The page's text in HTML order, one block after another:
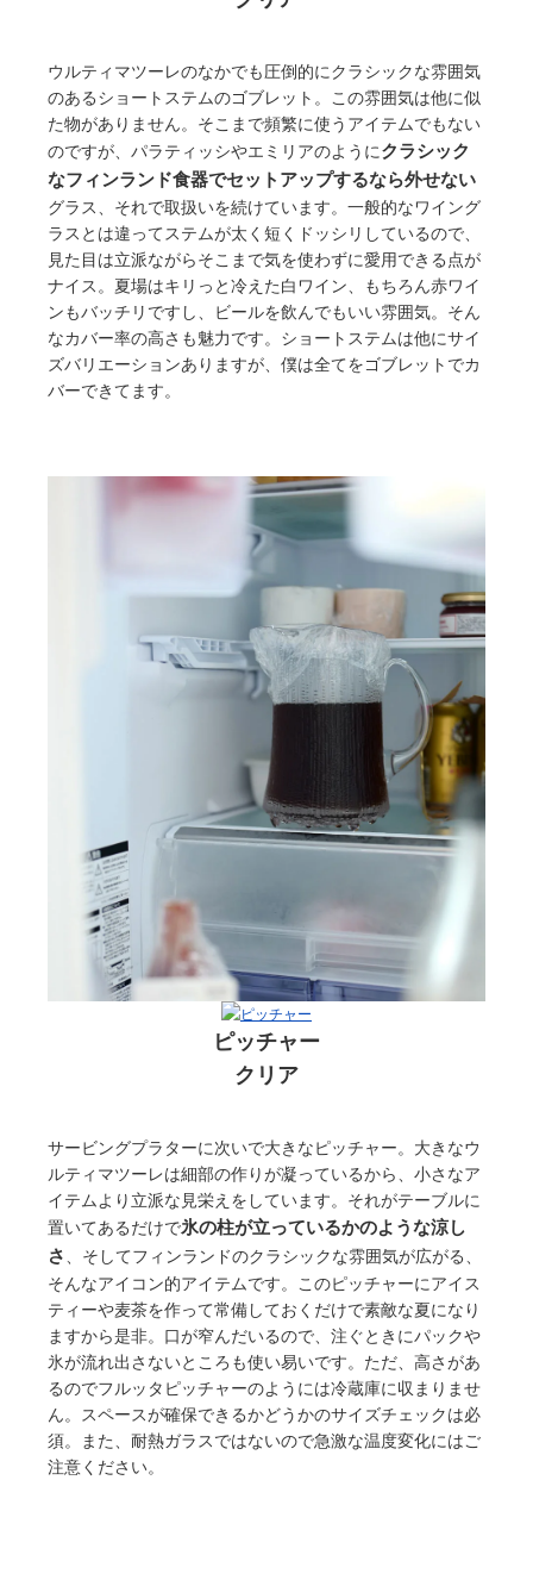
ウルティマツーレのなかでも圧倒的にクラシックな雰囲気
のあるショートステムのゴブレット。この雰囲気は他に似
た物がありません。そこまで頻繁に使うアイテムでもない
のですが、パラティッシやエミリアのようにクラシック
なフィンランド食器でセットアップするなら外せない
グラス、それで取扱いを続けています。一般的なワイング
ラスとは違ってステムが太く短くドッシリしているので、
見た目は立派ながらそこまで気を使わずに愛用できる点が
ナイス。夏場はキリっと冷えた白ワイン、もちろん赤ワイ
ンもバッチリですし、ビールを飲んでもいい雰囲気。そん
なカバー率の高さも魅力です。ショートステムは他にサイ
ズバリエーションありますが、僕は全てをゴブレットでカ
バーできてます。
ピッチャー
クリア
サービングプラターに次いで大きなピッチャー。大きなウ
ルティマツーレは細部の作りが凝っているから、小さなア
イテムより立派な見栄えをしています。それがテーブルに
置いてあるだけで氷の柱が立っているかのような涼し
さ、そしてフィンランドのクラシックな雰囲気が広がる、
そんなアイコン的アイテムです。このピッチャーにアイス
ティーや麦茶を作って常備しておくだけで素敵な夏になり
ますから是非。口が窄んだいるので、注ぐときにパックや
氷が流れ出さないところも使い易いです。ただ、高さがあ
るのでフルッタピッチャーのようには冷蔵庫に収まりませ
ん。スペースが確保できるかどうかのサイズチェックは必
須。また、耐熱ガラスではないので急激な温度変化にはご
注意ください。